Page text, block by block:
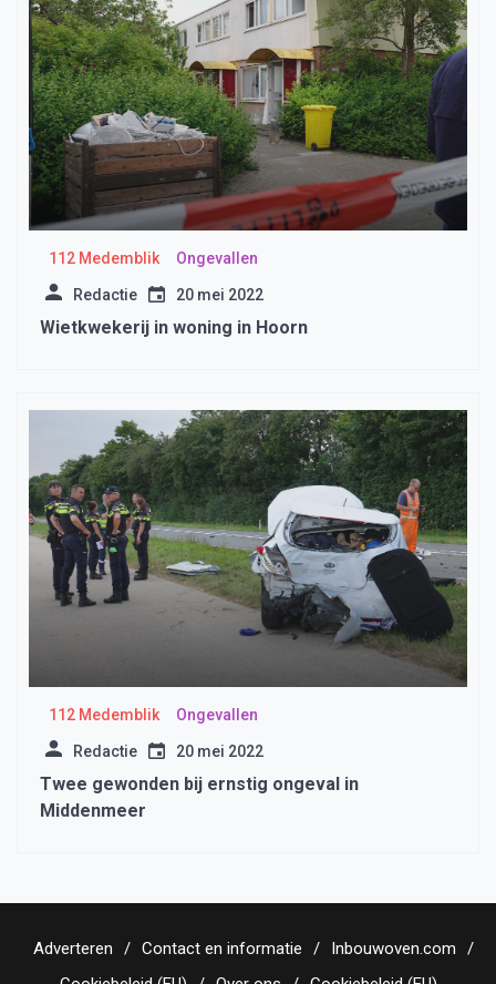
112 Medemblik Ongevallen
Redactie 20 mei 2022
Wietkwekerij in woning in Hoorn
112 Medemblik Ongevallen
Redactie 20 mei 2022
Twee gewonden bij ernstig ongeval in
Middenmeer
Adverteren Contact en informatie
Inbouwoven.com